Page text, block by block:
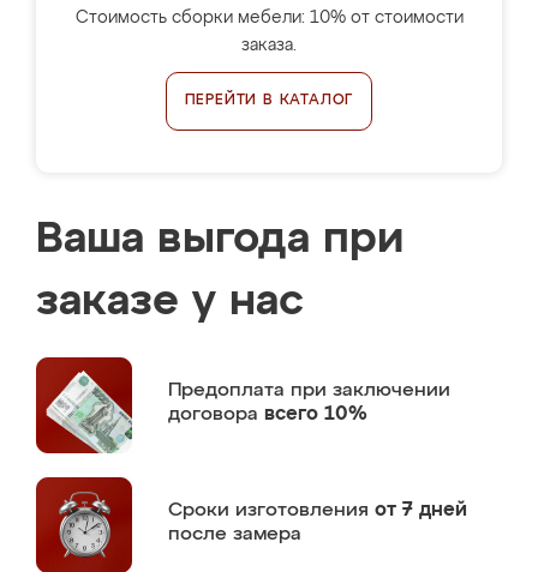
Стоимость сборки мебели: 10% от стоимости
заказа.
ПЕРЕЙТИ В КАТАЛОГ
Ваша выгода при
заказе у нас
Предоплата при заключении
договора всего 10%
Сроки изготовления от 7 дней
после замера